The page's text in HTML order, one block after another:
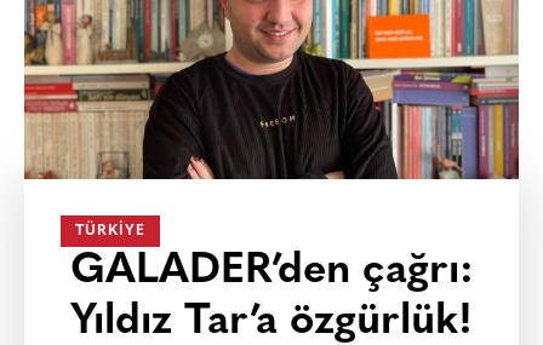
TÜRKIYE
GALADER’den çağrı:
Yıldız Tar’a özgürlük!